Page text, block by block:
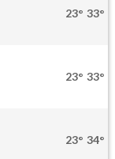
23° 33°
23° 33°
23° 34°